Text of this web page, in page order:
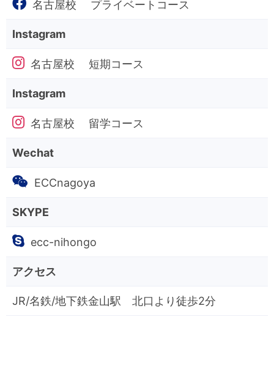
名古屋校 プライベートコース
Instagram
名古屋校 短期コース
Instagram
名古屋校 留学コース
Wechat
ECCnagoya
SKYPE
ecc-nihongo
アクセス
JR/名鉄/地下鉄金山駅 北口より徒歩2分